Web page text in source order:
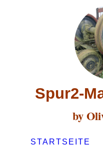
Spur2-
by
STARTSEITE